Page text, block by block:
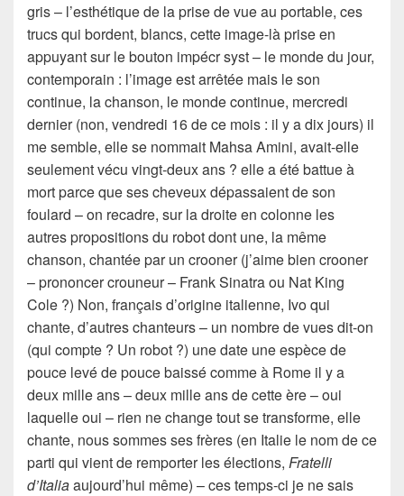
gris – l’esthétique de la prise de vue au portable, ces
trucs qui bordent, blancs, cette image-là prise en
appuyant sur le bouton impécr syst – le monde du jour,
contemporain : l’image est arrêtée mais le son
continue, la chanson, le monde continue, mercredi
dernier (non, vendredi 16 de ce mois : il y a dix jours) il
me semble, elle se nommait Mahsa Amini, avait-elle
seulement vécu vingt-deux ans ? elle a été battue à
mort parce que ses cheveux dépassaient de son
foulard – on recadre, sur la droite en colonne les
autres propositions du robot dont une, la même
chanson, chantée par un crooner (j’aime bien crooner
– prononcer crouneur – Frank Sinatra ou Nat King
Cole ?) Non, français d’origine italienne, Ivo qui
chante, d’autres chanteurs – un nombre de vues dit-on
(qui compte ? Un robot ?) une date une espèce de
pouce levé de pouce baissé comme à Rome il y a
deux mille ans – deux mille ans de cette ère – oui
laquelle oui – rien ne change tout se transforme, elle
chante, nous sommes ses frères (en Italie le nom de ce
parti qui vient de remporter les élections, Fratelli
d’Italiaaujourd’hui même) – ces temps-ci je ne sais